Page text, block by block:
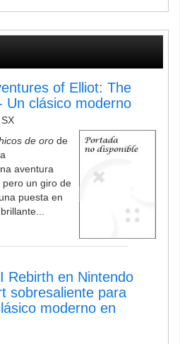
of Elliot: The
Un clásico moderno
de oro de
aventura
pero un giro de
puesta en
Rebirth en Nintendo
sobresaliente para
moderno en